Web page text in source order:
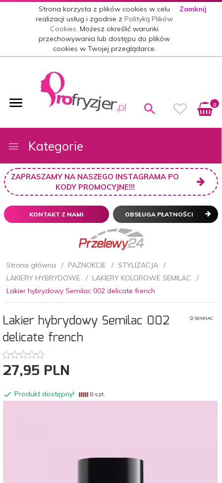
Strona korzysta z plików cookies w celu
realizacji usług i zgodnie zPolityką Plików
Cookies. Możesz określić warunki
przechowywania lub dostępu do plików
cookies w Twojej przeglądarce.
Zamknij
0
Kategorie
ZAPRASZAMY NA NASZEGO INSTAGRAMA PO
KODY PROMOCYJNE!!!
KONTAKT Z NAMI OBSŁUGA PŁATNOŚCI
Strona główna PAZNOKCIE
STYLIZACJA
LAKIERY HYBRYDOWE
LAKIERY KOLOROWE SEMILAC
Lakier hybrydowy Semilac 002 delicate french
Lakier hybrydowy Semilac 002
delicate french
27,95 PLN
Produkt dostępny! 8 szt.